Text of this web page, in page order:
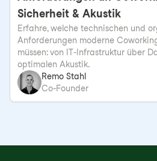
Sicherheit & Akustik
Erfahre, welche technischen und
Anforderungen moderne
müssen: von IT-Infrastruktur über
optimalen Akustik.
Remo Stahl
Co-Founder